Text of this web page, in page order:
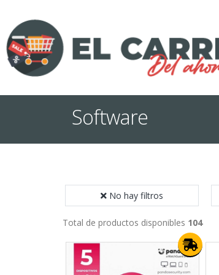
Software
No hay filtros
Total de productos disponibles 104